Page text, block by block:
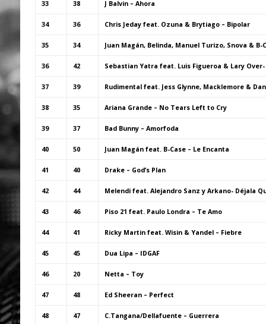
33 38 J Balvin – Ahora
34 36 Chris Jeday feat. Ozuna & Brytiago – Bipolar
35 34 Juan Magán, Belinda, Manuel Turizo, Snova & B-
36 42 Sebastian Yatra feat. Luis Figueroa & Lary
37 39 Rudimental feat. Jess Glynne, Macklemore &
38 35 Ariana Grande – No Tears Left to Cry
39 37 Bad Bunny – Amorfoda
40 50 Juan Magán feat. B-Case – Le Encanta
41 40 Drake – God’s Plan
42 44 Melendi feat. Alejandro Sanz y Arkano- Déjala
43 46 Piso 21 feat. Paulo Londra – Te Amo
44 41 Ricky Martin feat. Wisin & Yandel – Fiebre
45 45 Dua Lipa – IDGAF
46 20 Netta – Toy
47 48 Ed Sheeran – Perfect
48 47 C.Tangana/Dellafuente – Guerrera